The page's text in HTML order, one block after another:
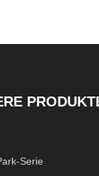
Serie